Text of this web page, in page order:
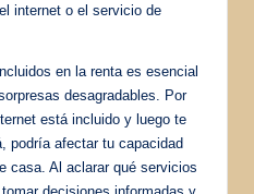
internet o el servicio de
en la renta es esencial
desagradables. Por
está incluido y luego te
podría afectar tu capacidad
casa. Al aclarar qué servicios